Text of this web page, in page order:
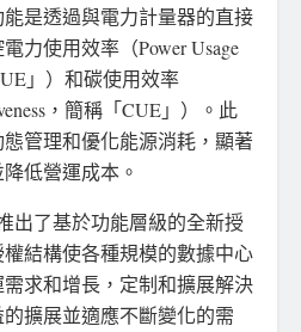
是透過與電力計量器的直接
力使用效率（Power Usage
」）和碳使用效率
，簡稱「CUE」）。此
管理和優化能源消耗，顯著
低營運成本。
出了基於功能層級的全新授
結構使各種規模的數據中心
求和增長，定制和擴展解決
擴展並適應不斷變化的需